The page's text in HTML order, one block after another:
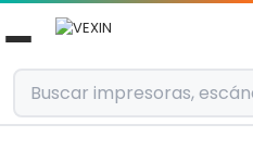
Ir al contenido